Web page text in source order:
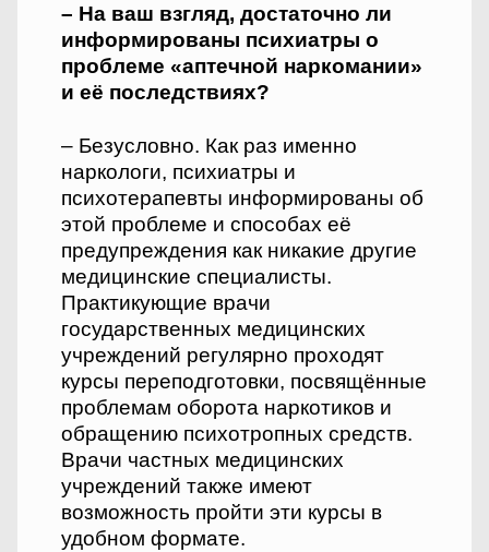
– На ваш взгляд, достаточно ли
информированы психиатры о
проблеме «аптечной наркомании»
и её последствиях?
– Безусловно. Как раз именно
наркологи, психиатры и
психотерапевты информированы об
этой проблеме и способах её
предупреждения как никакие другие
медицинские специалисты.
Практикующие врачи
государственных медицинских
учреждений регулярно проходят
курсы переподготовки, посвящённые
проблемам оборота наркотиков и
обращению психотропных средств.
Врачи частных медицинских
учреждений также имеют
возможность пройти эти курсы в
удобном формате.